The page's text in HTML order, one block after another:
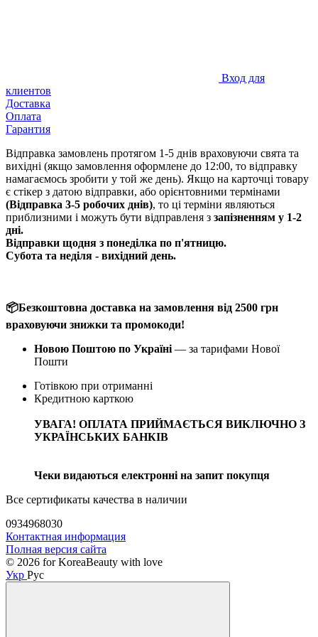
Вход для
клиентов
Доставка
Оплата
Гарантия
Відправка замовлень протягом 1-5 днів враховуючи свята та
вихідні (якщо замовлення оформлене до 12:00, то відправку
намагаємось зробити у той же день). Якщо на карточці товару
є стікер з датою відправки, або орієнтовними термінами
(Відправка 3-5 робочих днів), то ці терміни являються
приблизними і можуть бути відправленя з запізненням у 1-2
дні.
Відправки щодня з понеділка по п'ятницю.
Субота та неділя - вихідний день.
📦Безкоштовна доставка на замовлення від 2500 грн
враховуючи знижки та промокоди!
Новою Поштою по Україні — за тарифами Нової
Пошти
Готівкою при отриманні
Кредитною карткою
УВАГА! ОПЛАТА ПРИЙМАЄТЬСЯ ВИКЛЮЧНО З
УКРАЇНСЬКИХ БАНКІВ
Чеки видаються електронні на запит покупця
Все сертификаты качества в наличии
0934968030
Контактная информация
Полная версия сайта
© 2026 for KoreaBeauty with love
Укр Рус